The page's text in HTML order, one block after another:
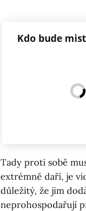
Kdo bude
Tady proti sobě
extrémně daří, je
důležitý, že jim
neprohospodařují